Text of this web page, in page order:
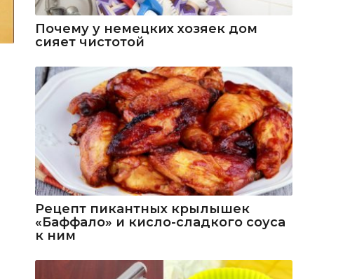
Почему у немецких хозяек дом
сияет чистотой
Рецепт пикантных крылышек
«Баффало» и кисло-сладкого соуса
к ним